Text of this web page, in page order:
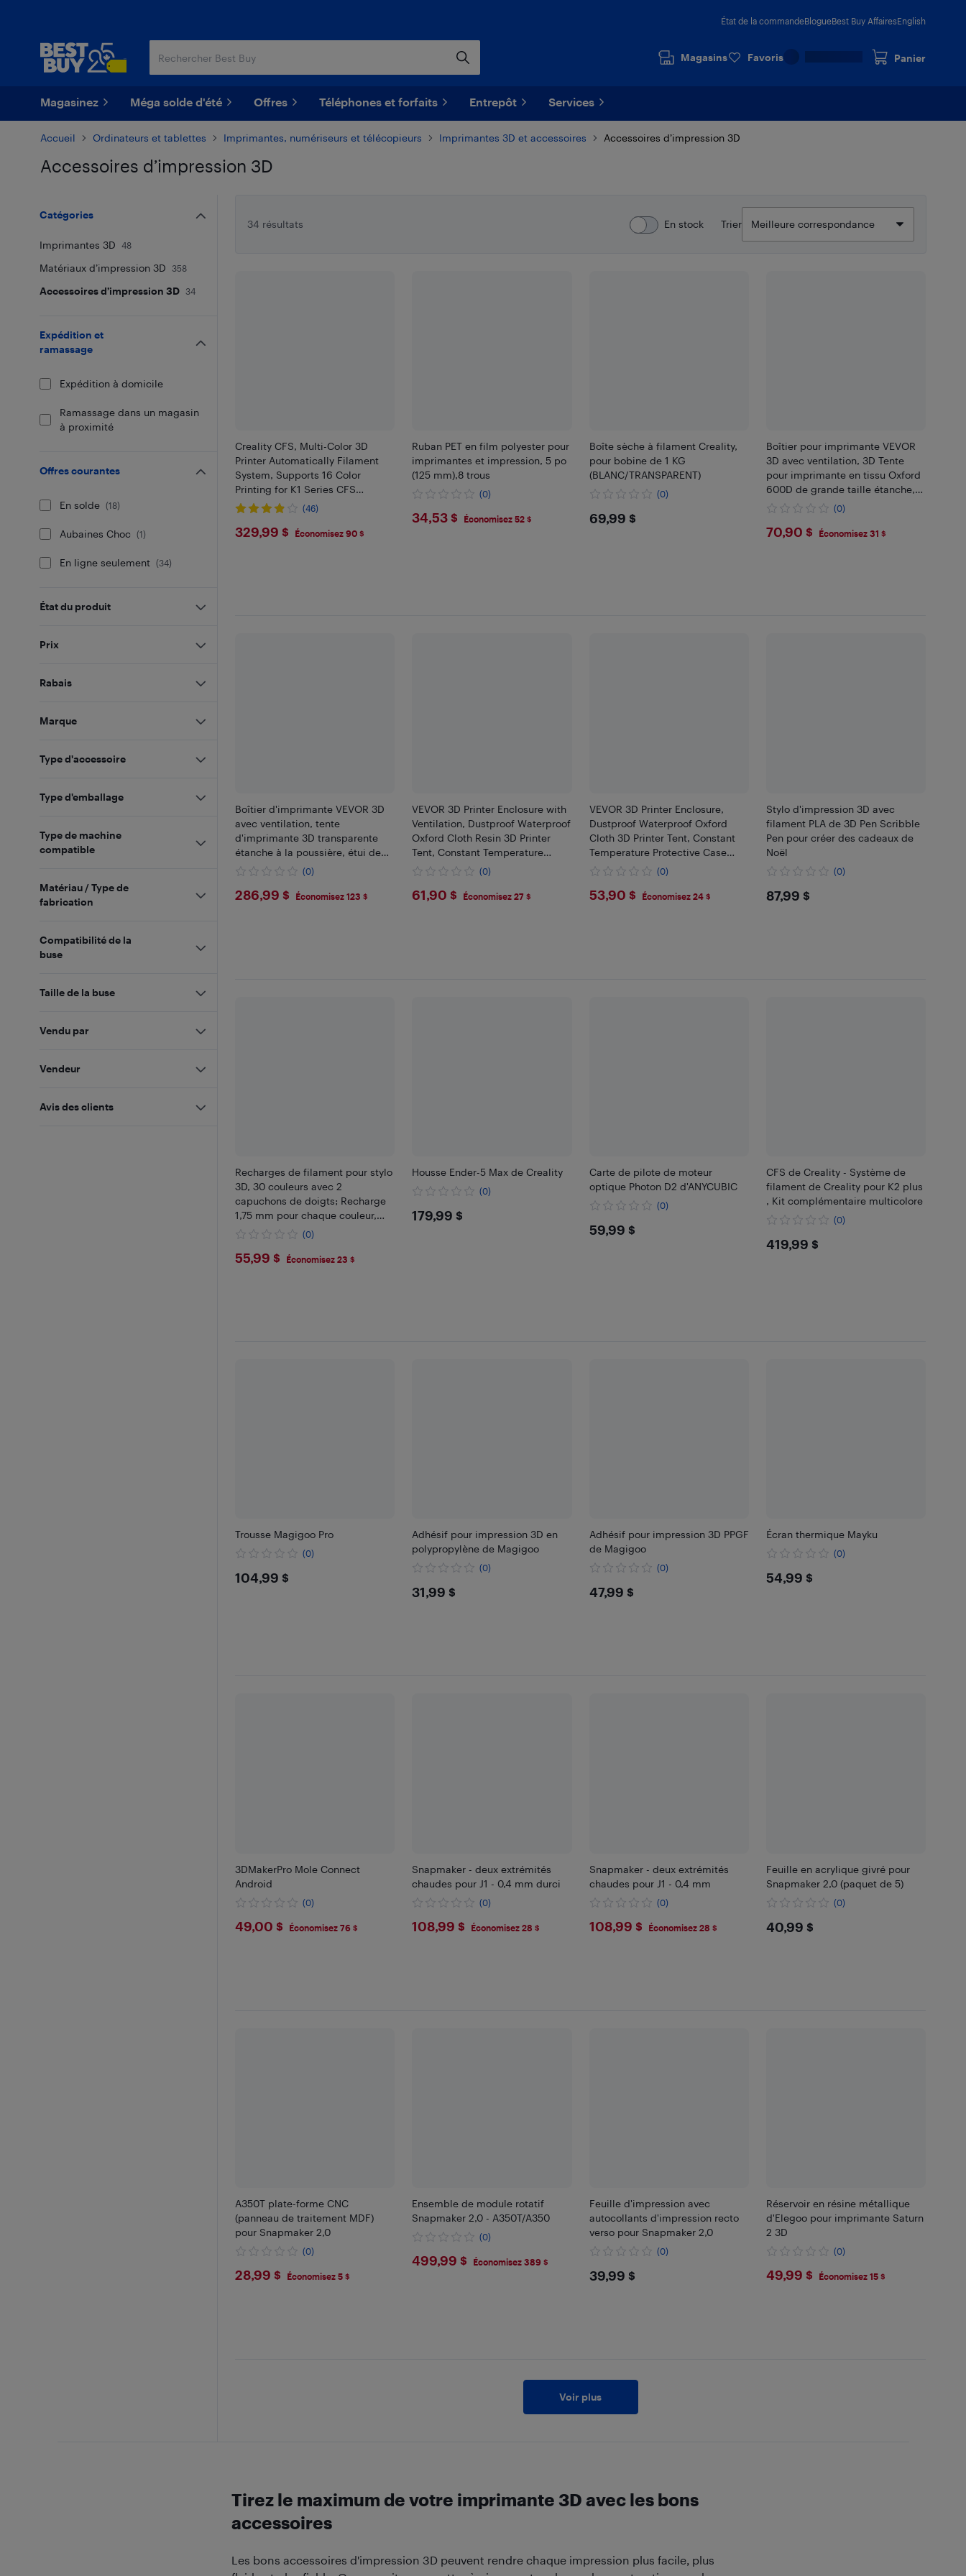
État de la commandeBlogueBest Buy AffairesEnglish
Magasins Favoris Panier
Magasinez Méga solde d'été Offres Téléphones et forfaits Entrepôt Services
Accueil Ordinateurs et tablettes Imprimantes, numériseurs et télécopieurs Imprimantes 3D et accessoires Accessoires d’impression 3D
Accessoires d’impression 3D
34 résultats
En stock Trier
Creality CFS, Multi-Color 3D
Printer Automatically Filament
System, Supports 16 Color
Printing for K1 Series CFS
Upgrade Kit (K1 MAX，K1，K1
(46)
$329.99
329,99 $ Économisez 90 $
Ruban PET en film polyester pour
imprimantes et impression, 5 po
(125 mm),8 trous
(0)
$34.53
34,53 $ Économisez 52 $
Boîte sèche à filament Creality,
pour bobine de 1 KG
(BLANC/TRANSPARENT)
(0)
$69.99
69,99 $
Boîtier pour imprimante VEVOR
3D avec ventilation, 3D Tente
pour imprimante en tissu Oxford
600D de grande taille étanche,
étui de protection contre la
gris
(0)
$70.9
70,90 $ Économisez 31 $
Boîtier d'imprimante VEVOR 3D
avec ventilation, tente
d'imprimante 3D transparente
étanche à la poussière, étui de
protection à température
avec le laboratoire Bambu
(0)
$286.99
286,99 $ Économisez 123 $
VEVOR 3D Printer Enclosure with
Ventilation, Dustproof Waterproof
Oxford Cloth Resin 3D Printer
Tent, Constant Temperature
Protective Case with
Printer
(0)
$61.9
61,90 $ Économisez 27 $
VEVOR 3D Printer Enclosure,
Dustproof Waterproof Oxford
Cloth 3D Printer Tent, Constant
Temperature Protective Case
with LED Lighting, Compatible
(0)
$53.9
53,90 $ Économisez 24 $
Stylo d'impression 3D avec
filament PLA de 3D Pen Scribble
Pen pour créer des cadeaux de
Noël
(0)
$87.99
87,99 $
Recharges de filament pour stylo
3D, 30 couleurs avec 2
capuchons de doigts; Recharge
1,75 mm pour chaque couleur,
10 pi
(0)
$55.99
55,99 $ Économisez 23 $
Housse Ender-5 Max de Creality
(0)
$179.99
179,99 $
Carte de pilote de moteur
optique Photon D2 d'ANYCUBIC
(0)
$59.99
59,99 $
CFS de Creality - Système de
filament de Creality pour K2 plus
, Kit complémentaire multicolore
(0)
$419.99
419,99 $
Trousse Magigoo Pro
(0)
$104.99
104,99 $
Adhésif pour impression 3D en
polypropylène de Magigoo
(0)
$31.99
31,99 $
Adhésif pour impression 3D PPGF
de Magigoo
(0)
$47.99
47,99 $
Écran thermique Mayku
(0)
$54.99
54,99 $
3DMakerPro Mole Connect
Android
(0)
$49
49,00 $ Économisez 76 $
Snapmaker - deux extrémités
chaudes pour J1 - 0,4 mm durci
(0)
$108.99
108,99 $ Économisez 28 $
Snapmaker - deux extrémités
chaudes pour J1 - 0,4 mm
(0)
$108.99
108,99 $ Économisez 28 $
Feuille en acrylique givré pour
Snapmaker 2,0 (paquet de 5)
(0)
$40.99
40,99 $
A350T plate-forme CNC
(panneau de traitement MDF)
pour Snapmaker 2,0
(0)
$28.99
28,99 $ Économisez 5 $
Ensemble de module rotatif
Snapmaker 2,0 - A350T/A350
(0)
$499.99
499,99 $ Économisez 389 $
Feuille d'impression avec
autocollants d'impression recto
verso pour Snapmaker 2,0
(0)
$39.99
39,99 $
Réservoir en résine métallique
d'Elegoo pour imprimante Saturn
2 3D
(0)
$49.99
49,99 $ Économisez 15 $
Voir plus
Catégories
Imprimantes 3D 48
Matériaux d’impression 3D 358
Accessoires d’impression 3D 34
Expédition et
ramassage
Expédition à domicile
Ramassage dans un magasin
à proximité
Offres courantes
En solde (18)
Aubaines Choc (1)
En ligne seulement (34)
État du produit
Prix
Rabais
Marque
Type d'accessoire
Type d'emballage
Type de machine
compatible
Matériau / Type de
fabrication
Compatibilité de la
buse
Taille de la buse
Vendu par
Vendeur
Avis des clients
Tirez le maximum de votre imprimante 3D avec les bons
accessoires
Les bons accessoires d'impression 3D peuvent rendre chaque impression plus facile, plus